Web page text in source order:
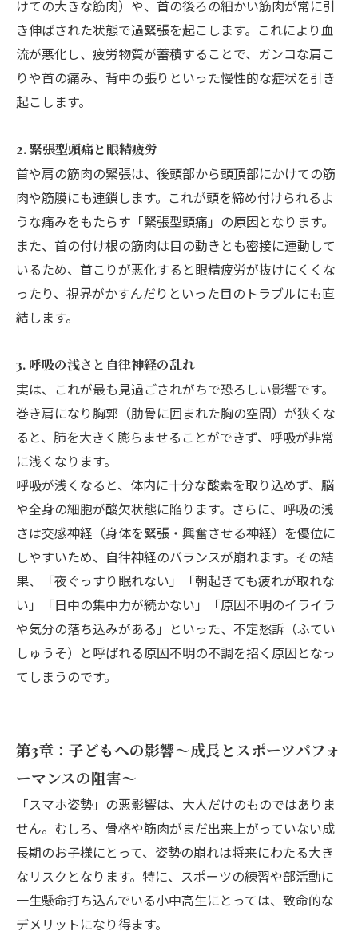
けての大きな筋肉）や、首の後ろの細かい筋肉が常に引
き伸ばされた状態で過緊張を起こします。これにより血
流が悪化し、疲労物質が蓄積することで、ガンコな肩こ
りや首の痛み、背中の張りといった慢性的な症状を引き
起こします。
2. 緊張型頭痛と眼精疲労
首や肩の筋肉の緊張は、後頭部から頭頂部にかけての筋
肉や筋膜にも連鎖します。これが頭を締め付けられるよ
うな痛みをもたらす「緊張型頭痛」の原因となります。
また、首の付け根の筋肉は目の動きとも密接に連動して
いるため、首こりが悪化すると眼精疲労が抜けにくくな
ったり、視界がかすんだりといった目のトラブルにも直
結します。
3. 呼吸の浅さと自律神経の乱れ
実は、これが最も見過ごされがちで恐ろしい影響です。
巻き肩になり胸郭（肋骨に囲まれた胸の空間）が狭くな
ると、肺を大きく膨らませることができず、呼吸が非常
に浅くなります。
呼吸が浅くなると、体内に十分な酸素を取り込めず、脳
や全身の細胞が酸欠状態に陥ります。さらに、呼吸の浅
さは交感神経（身体を緊張・興奮させる神経）を優位に
しやすいため、自律神経のバランスが崩れます。その結
果、「夜ぐっすり眠れない」「朝起きても疲れが取れな
い」「日中の集中力が続かない」「原因不明のイライラ
や気分の落ち込みがある」といった、不定愁訴（ふてい
しゅうそ）と呼ばれる原因不明の不調を招く原因となっ
てしまうのです。
第3章：子どもへの影響〜成長とスポーツパフォ
ーマンスの阻害〜
「スマホ姿勢」の悪影響は、大人だけのものではありま
せん。むしろ、骨格や筋肉がまだ出来上がっていない成
長期のお子様にとって、姿勢の崩れは将来にわたる大き
なリスクとなります。特に、スポーツの練習や部活動に
一生懸命打ち込んでいる小中高生にとっては、致命的な
デメリットになり得ます。